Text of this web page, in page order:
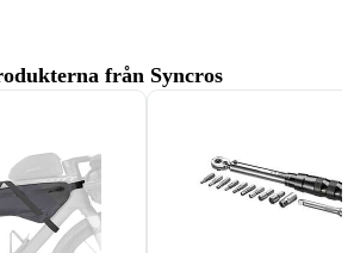
från Syncros